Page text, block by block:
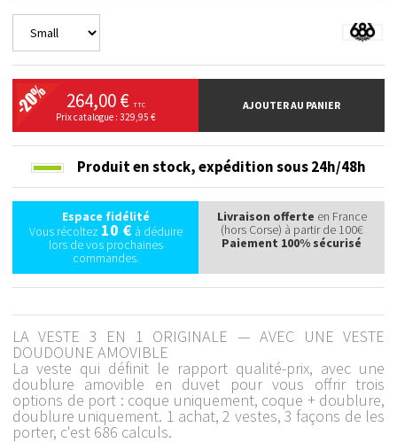
264,00 € TTC
Prix catalogue : 329,95 €
AJOUTER AU PANIER
Produit en stock,expédition sous 24h/48h
Espace fidélité
Vous récoltez 10 €à déduire
lors de vos prochaines
commandes.
Livraison offerte en France
(hors Corse) à partir de 100€
Paiement 100% sécurisé
LA VESTE 3 EN 1 ORIGINALE — AVEC UNE VESTE
DOUDOUNE AMOVIBLE
La veste qui définit le rapport qualité-prix, avec une
doublure amovible en duvet pour vous offrir trois
options de port : coque uniquement, coque + doublure,
doublure uniquement. 1 achat, 2 vestes, 3 façons de les
porter, c'est 686 calculs.